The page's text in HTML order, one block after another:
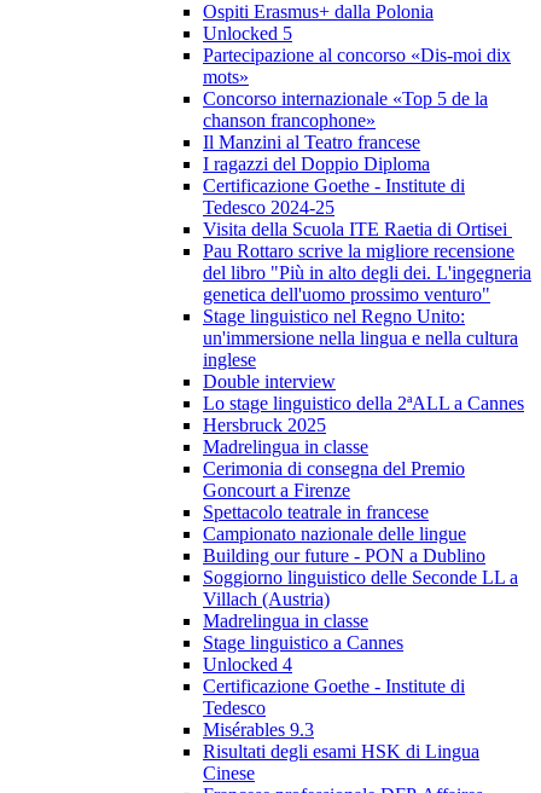
Ospiti Erasmus+ dalla Polonia
Unlocked 5
Partecipazione al concorso «Dis-moi dix
mots»
Concorso internazionale «Top 5 de la
chanson francophone»
Il Manzini al Teatro francese
I ragazzi del Doppio Diploma
Certificazione Goethe - Institute di
Tedesco 2024-25
Visita della Scuola ITE Raetia di Ortisei
Pau Rottaro scrive la migliore recensione
del libro "Più in alto degli dei. L'ingegneria
genetica dell'uomo prossimo venturo"
Stage linguistico nel Regno Unito:
un'immersione nella lingua e nella cultura
inglese
Double interview
Lo stage linguistico della 2ªALL a Cannes
Hersbruck 2025
Madrelingua in classe
Cerimonia di consegna del Premio
Goncourt a Firenze
Spettacolo teatrale in francese
Campionato nazionale delle lingue
Building our future - PON a Dublino
Soggiorno linguistico delle Seconde LL a
Villach (Austria)
Madrelingua in classe
Stage linguistico a Cannes
Unlocked 4
Certificazione Goethe - Institute di
Tedesco
Misérables 9.3
Risultati degli esami HSK di Lingua
Cinese